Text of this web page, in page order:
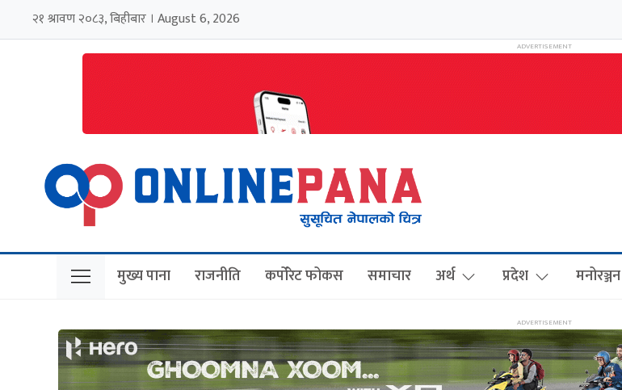
२१ श्रावण २०८३, बिहीबार । August 6, 2026
मुख्य पाना राजनीति कर्पोरेट फोकस समाचार अर्थ प्रदेश मनोरञ्जन